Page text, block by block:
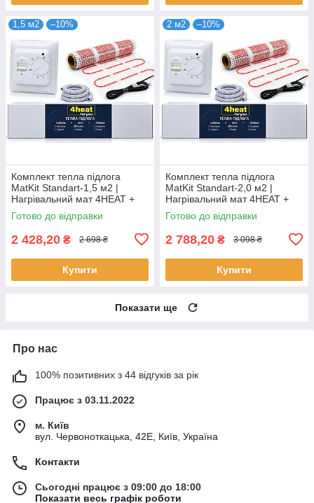
1,5 м2 –10%
Комплект тепла підлога
MatKit Standart-1,5 м2 |
Нагрівальний мат 4HEAT +
терморегулятор
Готово до відправки
2 428,20 ₴ 2 698 ₴
Купити
2 м2 –10%
Комплект тепла підлога
MatKit Standart-2,0 м2 |
Нагрівальний мат 4HEAT +
терморегулятор
Готово до відправки
2 788,20 ₴ 3 098 ₴
Купити
Показати ще
Про нас
100% позитивних з 44 відгуків за рік
Працює з 03.11.2022
м. Київ
вул. Червоноткацька, 42Е, Київ, Україна
Контакти
Сьогодні працює з 09:00 до 18:00
Показати весь графік роботи